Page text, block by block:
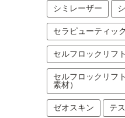
シミレーザー
セラピューティッ
セルフロックリフト
セルフロックリフ
素材）
ゼオスキン テ